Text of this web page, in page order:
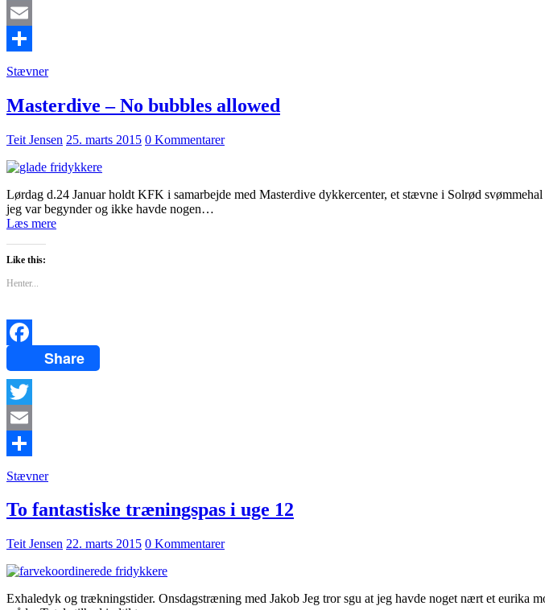
Twitter
Email
Del
Stævner
Masterdive – No bubbles allowed
Teit Jensen 25. marts 2015 0 Kommentarer
Lørdag d.24 Januar holdt KFK i samarbejde med Masterdive dykkercenter, et stævne i Solrød
jeg var begynder og ikke havde nogen…
Læs mere
Like this:
Henter...
FacebookShare
Twitter
Email
Del
Stævner
To fantastiske træningspas i uge 12
Teit Jensen 22. marts 2015 0 Kommentarer
Exhaledyk og trækningstider. Onsdagstræning med Jakob Jeg tror sgu at jeg havde noget nært et eurika